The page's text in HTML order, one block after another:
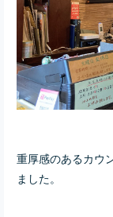
重厚感のあるカウ
ました。